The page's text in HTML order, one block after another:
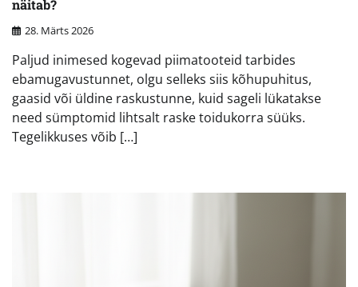
näitab?
28. Märts 2026
Paljud inimesed kogevad piimatooteid tarbides
ebamugavustunnet, olgu selleks siis kõhupuhitus,
gaasid või üldine raskustunne, kuid sageli lükatakse
need sümptomid lihtsalt raske toidukorra süüks.
Tegelikkuses võib […]